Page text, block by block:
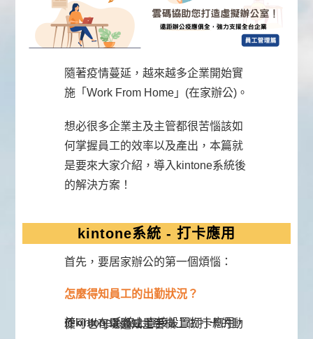
隨著疫情蔓延，越來越多企業開始實
施「Work From Home」(在家辦公)。
想必很多企業主及主管都很苦惱該如
何掌握員工的效率以及產出，本篇就
是要來大家介紹，導入kintone系統後
的解決方案！
kintone系統 - 打卡應用
首先，要居家辦公的第一個煩惱：
怎麼得知員工的出勤狀況 ？
於kintone系統上直接設置打卡應用，便可以在電腦或是手機上做打卡的動作，也可以通知主管。